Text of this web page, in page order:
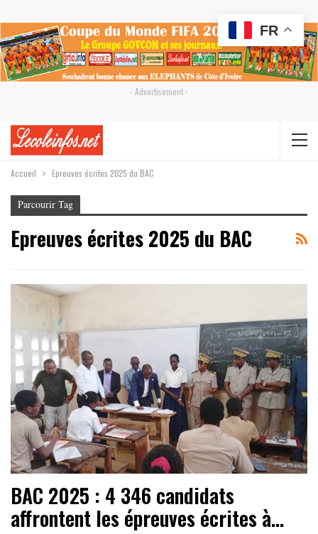
- Advertisement -
Accueil Epreuves écrites 2025 du BAC
Parcourir Tag
Epreuves écrites 2025 du BAC
BAC 2025 : 4 346 candidats
affrontent les épreuves écrites à…
FR